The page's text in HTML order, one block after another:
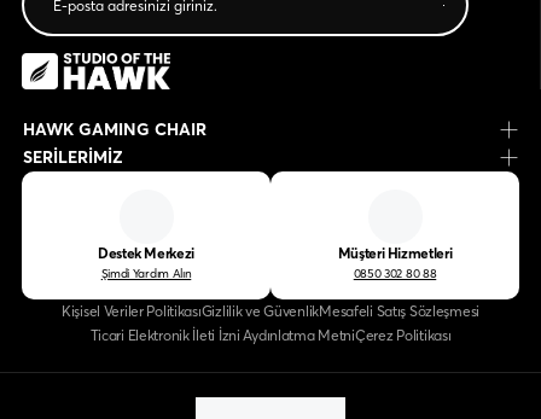
HAWK GAMING CHAIR
SERİLERİMİZ
Destek Merkezi
Şimdi Yardım Alın
Müşteri Hizmetleri
0850 302 80 88
Kişisel Veriler PolitikasıGizlilik ve GüvenlikMesafeli Satış Sözleşmesi
Ticari Elektronik İleti İzni Aydınlatma MetniÇerez Politikası